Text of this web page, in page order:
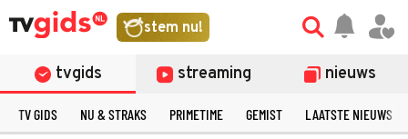
stem nu!
tvgids streaming nieuws
TV GIDS NU & STRAKS PRIMETIME GEMIST LAATSTE NIEUWS